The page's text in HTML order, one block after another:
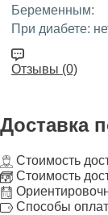
Беременным:
При диабете:
Отзывы (0)
Доставка
Стоимость
Стоимость
Способы